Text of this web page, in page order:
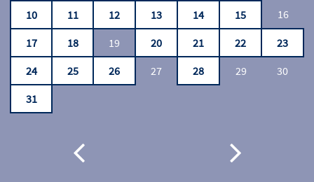
10 11 12 13 14 15 16
17 18 19 20 21 22
23
24
25 26 27 28 29
30
31